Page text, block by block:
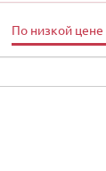
По низкой цене